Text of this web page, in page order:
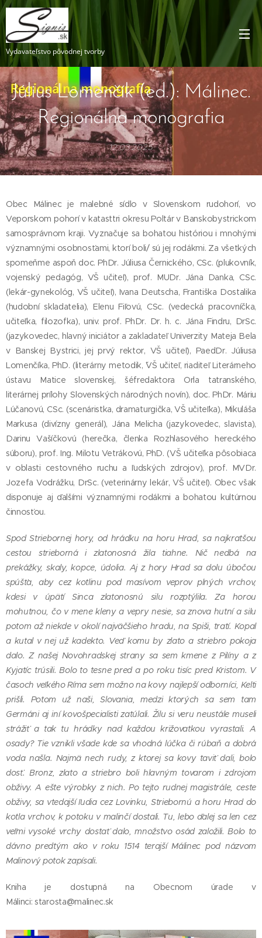
Vydavateľstvo pôvodnej tvorby
Július Lomenčík (ed.): Málinec.
Regionálna monografia
12.03.2025
Obec Málinec je malebné sídlo v Slovenskom rudohorí, vo
Veporskom pohorí v katasttri okresu Poltár v Banskobystrickom
samosprávnom kraji. Vyznačuje sa bohatou históriou i mnohými
významnými osobnosťami, ktorí boli/ sú jej rodákmi. Za všetkých
spomeňme aspoň doc. PhDr. Júliusa Černického, CSc. (plukovník,
vojenský pedagóg, VŠ učiteľ), prof. MUDr. Jána Danka, CSc.
(lekár-gynekológ, VŠ učiteľ), Ivana Deutscha, Františka Dostalika
(hudobní skladatelia), Elenu Fiľovú, CSc. (vedecká pracovníčka,
učiteľka, filozofka), univ. prof. PhDr. Dr. h. c. Jána Findru, DrSc.
(jazykovedec, hlavný iniciátor a zakladateľ Univerzity Mateja Bela
v Banskej Bystrici, jej prvý rektor, VŠ učiteľ), PaedDr. Júliusa
Lomenčíka, PhD. (literárny metodik, ˇVŠ učiteľ, riaditeľ Literárneho
ústavu Matice slovenskej, šéfredaktora Orla tatranského,
literárnej prílohy Slovenských národných novín), doc. PhDr. Máriu
Lúčanovú, CSc. (scenáristka, dramaturgička, VŠ učiteľka), Mikuláša
Markusa (divízny generál), Jána Melicha (jazykovedec, slavista),
Darinu Vašíčkovú (herečka, členka Rozhlasového hereckého
súboru), prof. Ing. Milotu Vetrákovú, PhD. (VŠ učiteľka pôsobiaca
v oblasti cestovného ruchu a ľudských zdrojov), prof. MVDr.
Jozefa Vodrážku, DrSc. (veterinárny lekár, VŠ učiteľ). Obec však
disponuje aj ďalšími významnými rodákmi a bohatou kultúrnou
činnosťou.
Spod Striebornej hory, od hrádku na horu Hrad, sa najkratšou
cestou strieborná i zlatonosná žila tiahne. Nič nedbá na
prekážky, skaly, kopce, údolia. Aj z hory Hrad sa dolu úbočou
spúšťa, aby cez kotlinu pod masívom veprov plných vrchov,
kdesi v úpätí Sinca zlatonosnú silu rozptýlila. Za horou
mohutnou, čo v mene kleny a vepry nesie, sa znova hutní a silu
potom až niekde v okolí najväčšieho hradu, na Spiši, tratí. Kopal
a kutal v nej už kadekto. Veď komu by zlato a striebro pokoja
dalo. Z našej Novohradskej strany sa sem kmene z Pilíny a z
Kyjatíc trúsili. Bolo to tesne pred a po roku tisíc pred Kristom. V
časoch veľkého Ríma sem možno na kovy najlepší odborníci, Kelti
prišli. Potom už naši, Slovania, medzi ktorých sa sem tam
Germáni aj iní kovošpecialisti zatúlali. Žilu si veru neustále museli
strážiť a tak tu hrádky nad každou križovatkou vyrastali. A
osady? Tie vznikli všade kde sa vhodná lúčka či rúbaň a dobrá
voda našla. Najmä nech rudy, z ktorej sa kovy taviť dali, bolo
dosť. Bronz, zlato a striebro boli hlavným tovarom i zdrojom
obživy. A ešte výrobky z nich. Po tejto rudnej magistrále, ceste
obživy, sa vtedajší ľudia cez Lovinku, Striebornú a horu Hrad do
kotla vrchov, k potoku v malinčí dostali. Tu, lebo ďalej sa len cez
veľmi vysoké vrchy dostať dalo, množstvo osád založili. Bolo to
dávno predtým ako v roku 1514 terajší Málinec pod názvom
Malinový potok zapísali.
Kniha je dostupná na Obecnom úrade v
Málinci:starosta@malinec.sk